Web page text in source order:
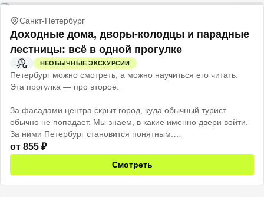
Санкт-Петербург
Доходные дома, дворы-колодцы и парадные
лестницы: всё в одной прогулке
2 Ч
НЕОБЫЧНЫЕ ЭКСКУРСИИ
Петербург можно смотреть, а можно научиться его читать.
Эта прогулка — про второе.
За фасадами центра скрыт город, куда обычный турист
обычно не попадает. Мы знаем, в какие именно двери войти.
За ними Петербург становится понятным.
Район Владимирской площади — место, где на нескольких
кварталах сохранилась вся логика старого города. Доходные
от 855 ₽
Смотреть